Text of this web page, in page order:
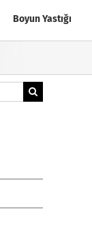
Boyun Yastığı